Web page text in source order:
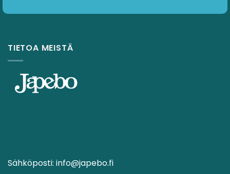
TIETOA MEISTÄ
Sähköposti: info@japebo.fi